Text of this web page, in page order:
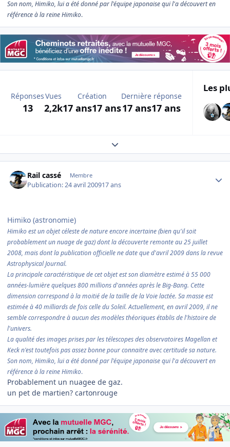
Son nom, Himiko, lui a été donné par l'équipe japonaise qui l'a découvert en
référence à la reine Himiko.
Réponses
13
Vues
2,2k
Création
17 ans17 ans
Dernière réponse
17 ans17 ans
Les
Expand topic overview
Rail cassé Membre
Publication:24 avril 200917 ans
Himiko (astronomie)
Himiko est un objet céleste de nature encore incertaine (bien qu'il soit
probablement un nuage de gaz) dont la découverte remonte au 25 juillet
2008, mais dont la publication officielle ne date que d'avril 2009 dans la revue
Astrophysical Journal.
La principale caractéristique de cet objet est son diamètre estimé à 55 000
années-lumière quelques 800 millions d'années après le Big-Bang. Cette
dimension correspond à la moitié de la taille de la Voie lactée. Sa masse est
estimée à 40 milliards de fois celle du Soleil. Actuellement, en avril 2009, il ne
semble correspondre à aucun des modèles théoriques établis de l'histoire de
l'univers.
La qualité des images prises par les télescopes des observatoires Magellan et
Keck n'est toutefois pas assez bonne pour connaitre avec certitude sa nature.
Son nom, Himiko, lui a été donné par l'équipe japonaise qui l'a découvert en
référence à la reine Himiko.
Probablement un nuagee de gaz.
un pet de martien? cartonrouge